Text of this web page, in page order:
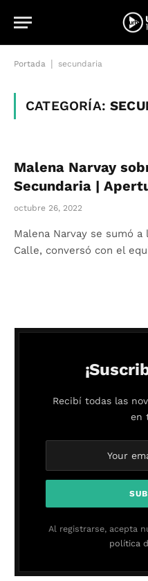
Portada secundaria
CATEGORÍA:
Malena Narvay
Secundaria |
octubre 26, 2022
Malena Narvay se sumó
Calle, conversó con el
Recibí todas las
en
Al registrarse, acepta
política